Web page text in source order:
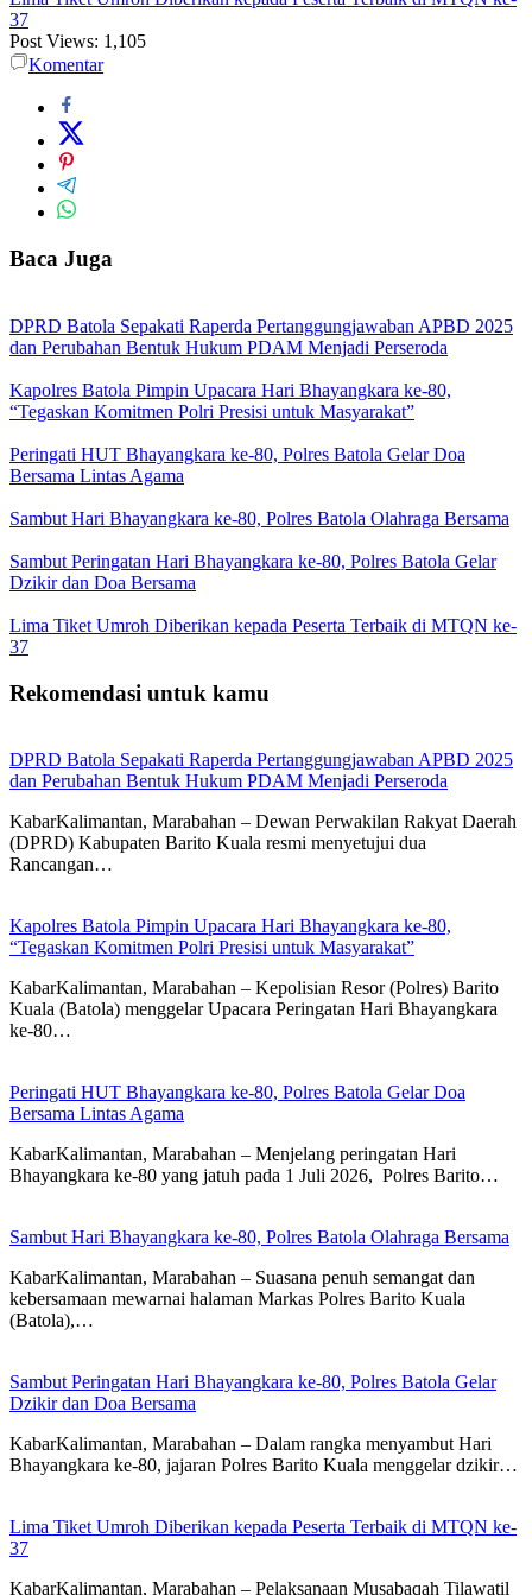
37
Post Views: 1,105
Komentar
Baca Juga
DPRD Batola Sepakati Raperda Pertanggungjawaban APBD 2025
dan Perubahan Bentuk Hukum PDAM Menjadi Perseroda
Kapolres Batola Pimpin Upacara Hari Bhayangkara ke-80,
“Tegaskan Komitmen Polri Presisi untuk Masyarakat”
Peringati HUT Bhayangkara ke-80, Polres Batola Gelar Doa
Bersama Lintas Agama
Sambut Hari Bhayangkara ke-80, Polres Batola Olahraga Bersama
Sambut Peringatan Hari Bhayangkara ke-80, Polres Batola Gelar
Dzikir dan Doa Bersama
Lima Tiket Umroh Diberikan kepada Peserta Terbaik di MTQN ke-
37
Rekomendasi untuk kamu
DPRD Batola Sepakati Raperda Pertanggungjawaban APBD 2025
dan Perubahan Bentuk Hukum PDAM Menjadi Perseroda
KabarKalimantan, Marabahan – Dewan Perwakilan Rakyat Daerah
(DPRD) Kabupaten Barito Kuala resmi menyetujui dua
Rancangan…
Kapolres Batola Pimpin Upacara Hari Bhayangkara ke-80,
“Tegaskan Komitmen Polri Presisi untuk Masyarakat”
KabarKalimantan, Marabahan – Kepolisian Resor (Polres) Barito
Kuala (Batola) menggelar Upacara Peringatan Hari Bhayangkara
ke-80…
Peringati HUT Bhayangkara ke-80, Polres Batola Gelar Doa
Bersama Lintas Agama
KabarKalimantan, Marabahan – ​Menjelang peringatan Hari
Bhayangkara ke-80 yang jatuh pada 1 Juli 2026, Polres Barito…
Sambut Hari Bhayangkara ke-80, Polres Batola Olahraga Bersama
KabarKalimantan, Marabahan – Suasana penuh semangat dan
kebersamaan mewarnai halaman Markas Polres Barito Kuala
(Batola),…
Sambut Peringatan Hari Bhayangkara ke-80, Polres Batola Gelar
Dzikir dan Doa Bersama
KabarKalimantan, Marabahan – Dalam rangka menyambut Hari
Bhayangkara ke-80, jajaran Polres Barito Kuala menggelar dzikir…
Lima Tiket Umroh Diberikan kepada Peserta Terbaik di MTQN ke-
37
KabarKalimantan, Marabahan – Pelaksanaan Musabaqah Tilawatil